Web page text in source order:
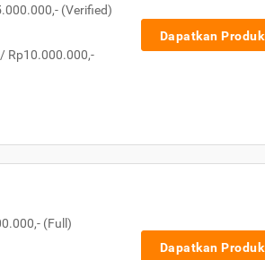
(Verified)
Rp10.000.000,-
Dapatkan Produk
(Full)
Dapatkan Produk